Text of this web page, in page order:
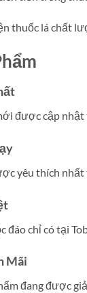
thuốc lá chất
được cập
yêu thích nhất
đáo chỉ có tại
Mãi
đang được